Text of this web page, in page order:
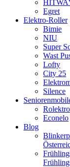
Egret
Elektro-Roller
Bimie
NIU
Super
Wast
Lofty
City 25
Silence
Rolektro
Econelo
Blog